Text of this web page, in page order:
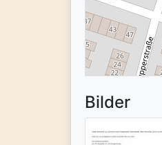
Bilder